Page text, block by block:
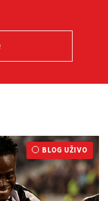
UŽIVO
BLOG UŽIVO